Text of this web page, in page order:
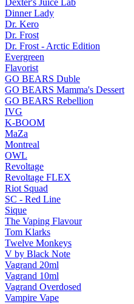
Dexter's Juice Lab
Dinner Lady
Dr. Kero
Dr. Frost
Dr. Frost - Arctic Edition
Evergreen
Flavorist
GO BEARS Duble
GO BEARS Mamma's Dessert
GO BEARS Rebellion
IVG
K-BOOM
MaZa
Montreal
OWL
Revoltage
Revoltage FLEX
Riot Squad
SC - Red Line
Sique
The Vaping Flavour
Tom Klarks
Twelve Monkeys
V by Black Note
Vagrand 20ml
Vagrand 10ml
Vagrand Overdosed
Vampire Vape